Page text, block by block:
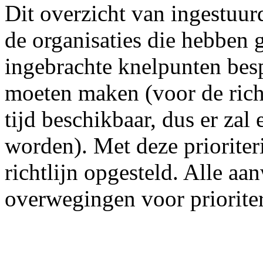
Dit overzicht van
de organisaties die hebben
ingebrachte knelpunten
moeten maken (voor de
tijd beschikbaar, dus er zal
worden). Met deze
richtlijn opgesteld. Alle
overwegingen voor